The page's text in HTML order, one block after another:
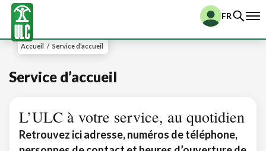
FR
Accueil / Service d’accueil
Service d’accueil
L’ULC à votre service, au quotidien
Retrouvez ici adresse, numéros de téléphone,